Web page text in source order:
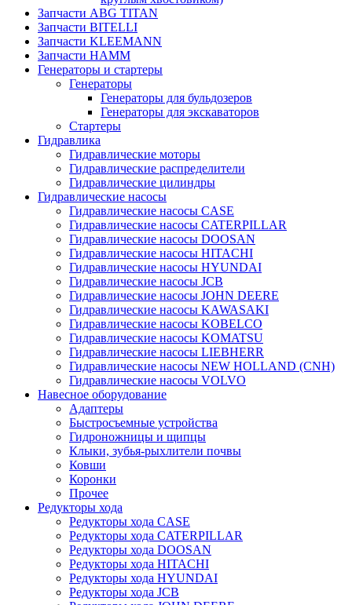
Запчасти ABG TITAN
Запчасти BITELLI
Запчасти KLEEMANN
Запчасти HAMM
Генераторы и стартеры
Генераторы
Генераторы для бульдозеров
Генераторы для экскаваторов
Стартеры
Гидравлика
Гидравлические моторы
Гидравлические распределители
Гидравлические цилиндры
Гидравлические насосы
Гидравлические насосы CASE
Гидравлические насосы CATERPILLAR
Гидравлические насосы DOOSAN
Гидравлические насосы HITACHI
Гидравлические насосы HYUNDAI
Гидравлические насосы JCB
Гидравлические насосы JOHN DEERE
Гидравлические насосы KAWASAKI
Гидравлические насосы KOBELCO
Гидравлические насосы KOMATSU
Гидравлические насосы LIEBHERR
Гидравлические насосы NEW HOLLAND (CNH)
Гидравлические насосы VOLVO
Навесное оборудование
Адаптеры
Быстросъемные устройства
Гидроножницы и щипцы
Клыки, зубья-рыхлители почвы
Ковши
Коронки
Прочее
Редукторы хода
Редукторы хода CASE
Редукторы хода CATERPILLAR
Редукторы хода DOOSAN
Редукторы хода HITACHI
Редукторы хода HYUNDAI
Редукторы хода JCB